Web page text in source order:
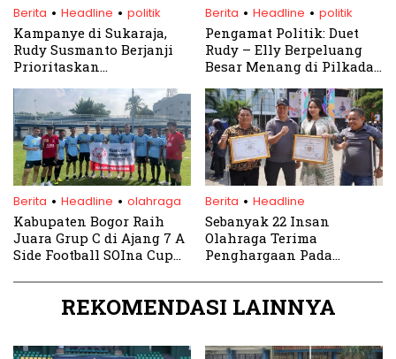
Berita Headline politik
Kampanye di Sukaraja,
Rudy Susmanto Berjanji
Prioritaskan
Pendidikan
Berita Headline politik
Pengamat Politik: Duet
Rudy – Elly Berpeluang
Besar Menang di Pilkada
Berita . Headline . olahraga
Kabupaten Bogor Raih
Juara Grup C di Ajang 7 A
Side Football SOIna Cup
Berita . Headline
Sebanyak 22 Insan
Olahraga Terima
Penghargaan Pada
2024
REKOMENDASI LAINNYA